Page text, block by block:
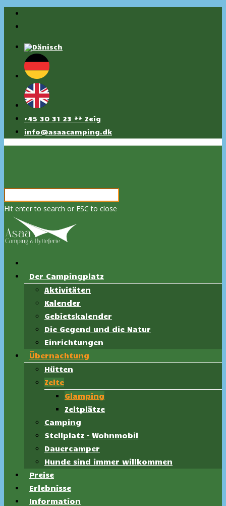
+45 30 31 23 ** Zeig
info@asaacamping.dk
Hit enter to search or ESC to close
Der Campingplatz
Aktivitäten
Kalender
Gebietskalender
Die Gegend und die Natur
Einrichtungen
Übernachtung
Hütten
Zelte
Glamping
Zeltplätze
Camping
Stellplatz – Wohnmobil
Dauercamper
Hunde sind immer willkommen
Preise
Erlebnisse
Information